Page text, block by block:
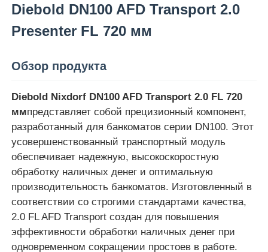
Главная страница
Ролики
О Компании
Diebold DN100 AFD Transport 2.0
Presenter FL 720 мм
Обзор продукта
Diebold Nixdorf DN100 AFD Transport 2.0 FL 720
ммпредставляет собой прецизионный компонент,
разработанный для банкоматов серии DN100. Этот
усовершенствованный транспортный модуль
обеспечивает надежную, высокоскоростную
обработку наличных денег и оптимальную
производительность банкоматов. Изготовленный в
соответствии со строгими стандартами качества,
2.0 FL AFD Transport создан для повышения
эффективности обработки наличных денег при
одновременном сокращении простоев в работе.